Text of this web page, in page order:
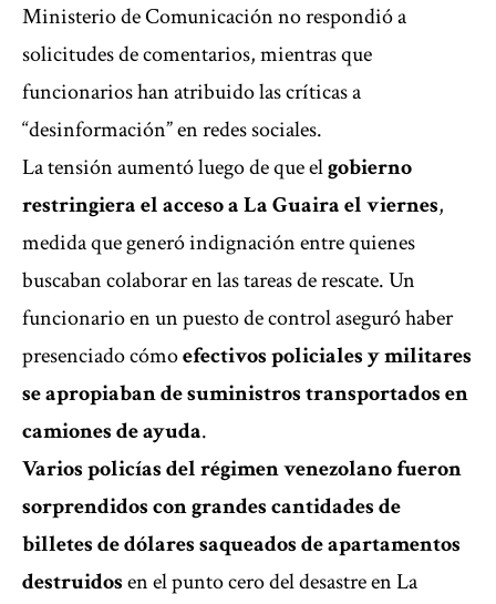
Ministerio de Comunicación no respondió a
solicitudes de comentarios, mientras que
funcionarios han atribuido las críticas a
“desinformación” en redes sociales.
La tensión aumentó luego de que elgobierno
restringiera el acceso a La Guaira el viernes,
medida que generó indignación entre quienes
buscaban colaborar en las tareas de rescate. Un
funcionario en un puesto de control aseguró haber
presenciado cómoefectivos policiales y militares
se apropiaban de suministros transportados en
camiones de ayuda.
Varios policías del régimen venezolano fueron
sorprendidos con grandes cantidades de
billetes de dólares saqueados de apartamentos
destruidosen el punto cero del desastre en La